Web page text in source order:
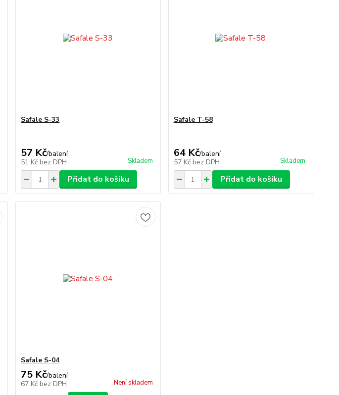
Safale S-33
57 Kč/balení
51 Kč bez DPH Skladem
Přidat do košíku
Safale T-58
64 Kč/balení
57 Kč bez DPH Skladem
Přidat do košíku
Safale S-04
75 Kč/balení
67 Kč bez DPH Není skladem